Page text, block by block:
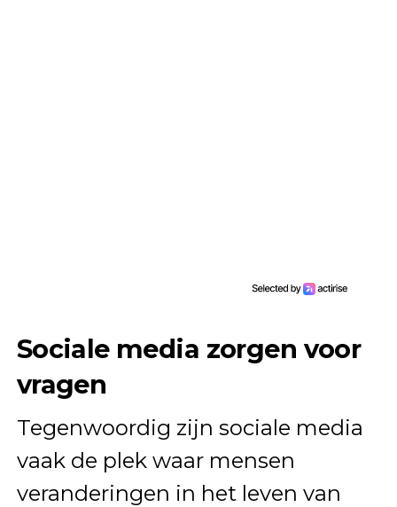
Sociale media zorgen voor
vragen
Tegenwoordig zijn sociale media
vaak de plek waar mensen
veranderingen in het leven van